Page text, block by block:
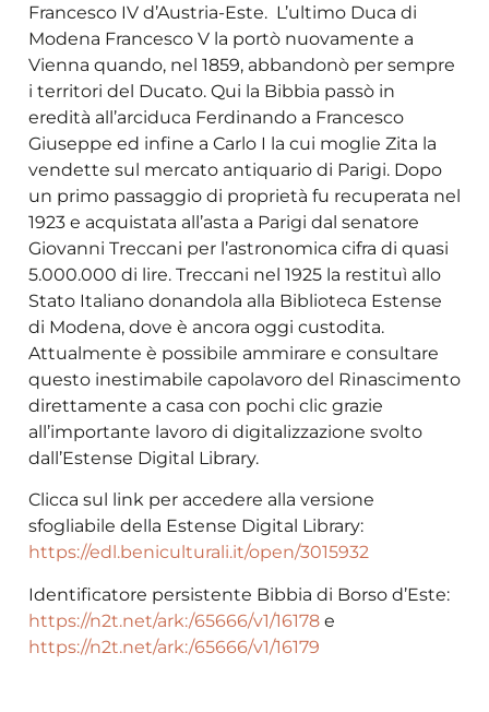
Francesco IV d’Austria-Este. L’ultimo Duca di
Modena Francesco V la portò nuovamente a
Vienna quando, nel 1859, abbandonò per sempre
i territori del Ducato. Qui la Bibbia passò in
eredità all’arciduca Ferdinando a Francesco
Giuseppe ed infine a Carlo I la cui moglie Zita la
vendette sul mercato antiquario di Parigi. Dopo
un primo passaggio di proprietà fu recuperata nel
1923 e acquistata all’asta a Parigi dal senatore
Giovanni Treccani per l’astronomica cifra di quasi
5.000.000 di lire. Treccani nel 1925 la restituì allo
Stato Italiano donandola alla Biblioteca Estense
di Modena, dove è ancora oggi custodita.
Attualmente è possibile ammirare e consultare
questo inestimabile capolavoro del Rinascimento
direttamente a casa con pochi clic grazie
all’importante lavoro di digitalizzazione svolto
dall’Estense Digital Library.
Clicca sul link per accedere alla versione
sfogliabile della Estense Digital Library:
https://edl.beniculturali.it/open/3015932
Identificatore persistente Bibbia di Borso d’Este:
https://n2t.net/ark:/65666/v1/16178 e
https://n2t.net/ark:/65666/v1/16179